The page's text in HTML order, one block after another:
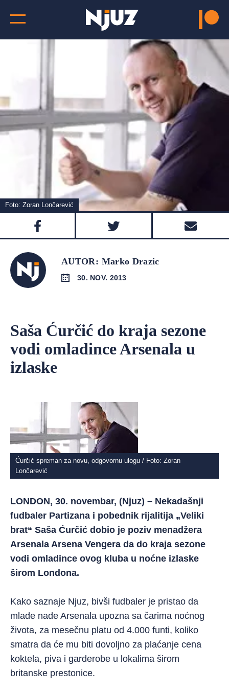
Foto: Zoran Lončarević
AUTOR: Marko Drazic
30. NOV. 2013
Saša Ćurčić do kraja sezone
vodi omladince Arsenala u
izlaske
Ćurčić spreman za novu, odgovornu ulogu / Foto: Zoran
Lončarević
LONDON, 30. novembar, (Njuz) – Nekadašnji
fudbaler Partizana i pobednik rijalitija „Veliki
brat“ Saša Ćurčić dobio je poziv menadžera
Arsenala Arsena Vengera da do kraja sezone
vodi omladince ovog kluba u noćne izlaske
širom Londona.
Kako saznaje Njuz, bivši fudbaler je pristao da
mlade nade Arsenala upozna sa čarima noćnog
života, za mesečnu platu od 4.000 funti, koliko
smatra da će mu biti dovoljno za plaćanje cena
koktela, piva i garderobe u lokalima širom
britanske prestonice.